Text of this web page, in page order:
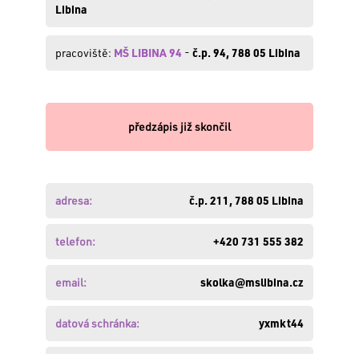
Libina
pracoviště: MŠ LIBINA 94 - č.p. 94, 788 05 Libina
předzápis již skončil
adresa: č.p. 211, 788 05 Libina
telefon: +420 731 555 382
email: skolka@mslibina.cz
datová schránka: yxmkt44
Zapomněli